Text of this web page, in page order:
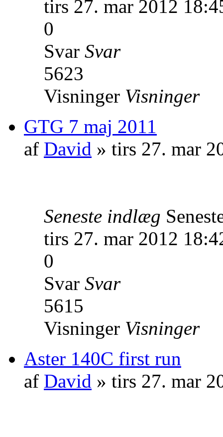
tirs 27. mar 2012
0
Svar Svar
5623
Visninger Visninger
GTG 7 maj 2011
af David » tirs 27. mar
Seneste indlæg
tirs 27. mar 2012
0
Svar Svar
5615
Visninger Visninger
Aster 140C first run
af David » tirs 27. mar